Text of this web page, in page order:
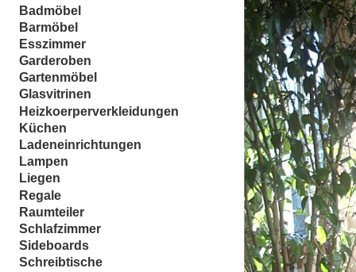
Badmöbel
Barmöbel
Esszimmer
Garderoben
Gartenmöbel
Glasvitrinen
Heizkoerperverkleidungen
Küchen
Ladeneinrichtungen
Lampen
Liegen
Regale
Raumteiler
Schlafzimmer
Sideboards
Schreibtische